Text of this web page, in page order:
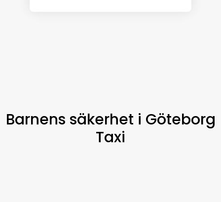
Barnens säkerhet i Göteborg
Taxi